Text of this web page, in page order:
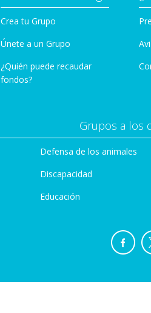
Crea tu Grupo
Únete a un Grupo
¿Quién puede recaudar
fondos?
Grupos a los
Defensa de los animales
Discapacidad
Educación